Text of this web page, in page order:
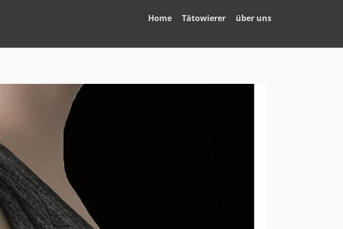
Home Tätowierer über uns